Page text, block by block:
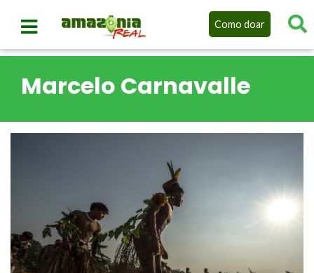
Como doar
Marcelo Carnavalle